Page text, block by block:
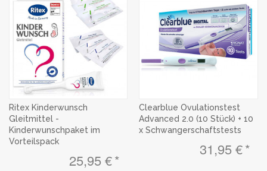
Ritex Kinderwunsch
Gleitmittel -
Kinderwunschpaket im
Vorteilspack
25,95 €
Clearblue Ovulationstest
Advanced 2.0 (10 Stück) + 10
x Schwangerschaftstests
31,95 €